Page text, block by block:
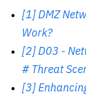
[1] DMZ
Work?
[2] D03 -
# Threat
[3]